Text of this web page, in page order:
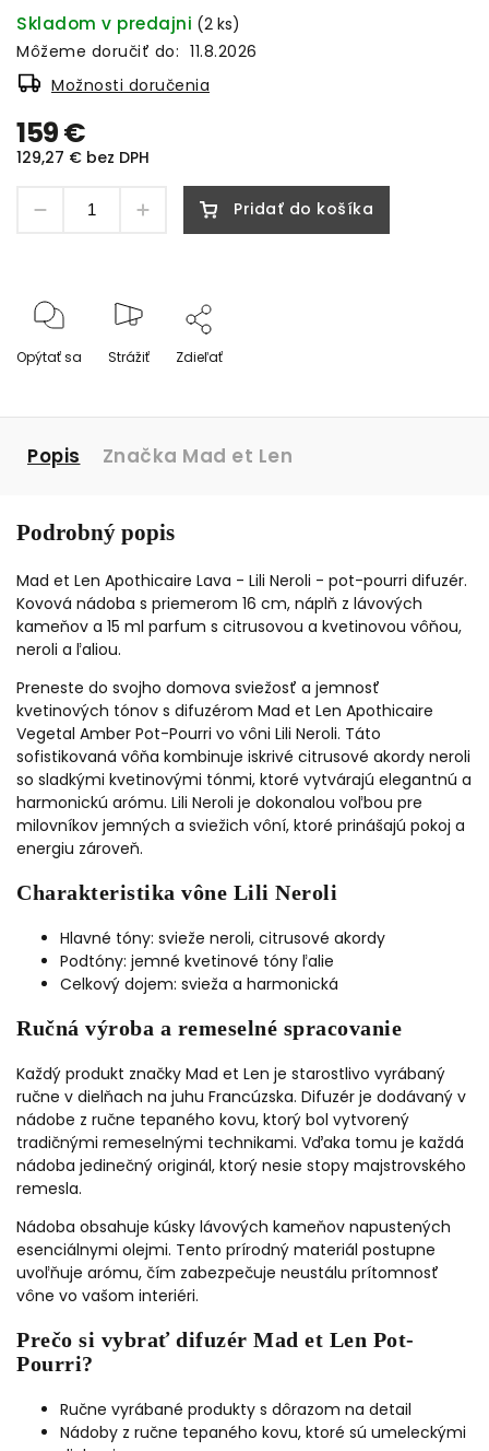
159 €
129,27 € bez DPH
Skladom v predajni (2 ks)
Môžeme doručiť do: 11.8.2026
Možnosti doručenia
Pridať do košíka
Opýtať sa Strážiť Zdieľať
Popis Značka Mad et Len
Podrobný popis
Mad et Len Apothicaire Lava - Lili Neroli - pot-pourri difuzér.
Kovová nádoba s priemerom 16 cm, náplň z lávových
kameňov a 15 ml parfum s citrusovou a kvetinovou vôňou,
neroli a ľaliou.
Preneste do svojho domova sviežosť a jemnosť
kvetinových tónov s difuzérom Mad et Len Apothicaire
Vegetal Amber Pot-Pourri vo vôni Lili Neroli. Táto
sofistikovaná vôňa kombinuje iskrivé citrusové akordy neroli
so sladkými kvetinovými tónmi, ktoré vytvárajú elegantnú a
harmonickú arómu. Lili Neroli je dokonalou voľbou pre
milovníkov jemných a sviežich vôní, ktoré prinášajú pokoj a
energiu zároveň.
Charakteristika vône Lili Neroli
Hlavné tóny: svieže neroli, citrusové akordy
Podtóny: jemné kvetinové tóny ľalie
Celkový dojem: svieža a harmonická
Ručná výroba a remeselné spracovanie
Každý produkt značky Mad et Len je starostlivo vyrábaný
ručne v dielňach na juhu Francúzska. Difuzér je dodávaný v
nádobe z ručne tepaného kovu, ktorý bol vytvorený
tradičnými remeselnými technikami. Vďaka tomu je každá
nádoba jedinečný originál, ktorý nesie stopy majstrovského
remesla.
Nádoba obsahuje kúsky lávových kameňov napustených
esenciálnymi olejmi. Tento prírodný materiál postupne
uvoľňuje arómu, čím zabezpečuje neustálu prítomnosť
vône vo vašom interiéri.
Prečo si vybrať difuzér Mad et Len Pot-
Pourri?
Ručne vyrábané produkty s dôrazom na detail
Nádoby z ručne tepaného kovu, ktoré sú umeleckými